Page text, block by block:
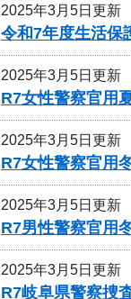
2025年3月5日更新
令和7年度生活保
2025年3月5日更新
R7女性警察官用
2025年3月5日更新
R7女性警察官用
2025年3月5日更新
R7男性警察官用
2025年3月5日更新
R7岐阜県警察捜